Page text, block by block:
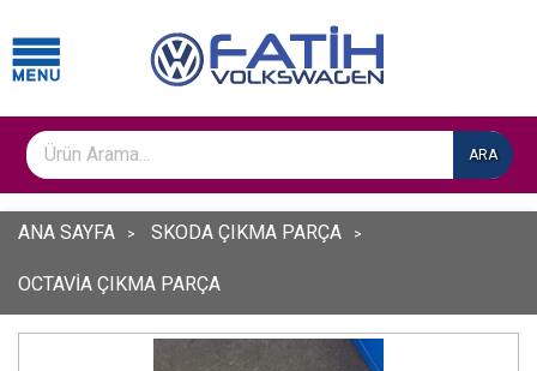
ARA
ANA SAYFA SKODA ÇIKMA PARÇA
OCTAVİA ÇIKMA PARÇA